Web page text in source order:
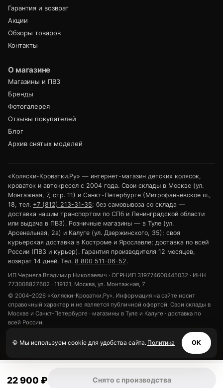
22 900 ₽ Снято с производства
🍪 Мы используем cookie для удобства сайта. Политика ОК
Гарантия и возврат
Акции
Обзоры товаров
Контакты
О магазине
Магазины и ПВЗ
Бренды
Фотогалерея
Отзывы покупателей
Блог
Архив снятых моделей
«Коляски-Кроватки.Ру» — интернет-магазин детских колясок,
кроваток и автокресел с 2004 года. Свои склады в Москве (ул.
Монтажная, 7, стр. 11) и Санкт-Петербурге (Митрофаньевское ш.,
18, тел. +7 (812) 213-31-35; без самовывоза со склада —
доставка нашим транспортом по СПб и Ленинградской области
или выдача в ПВЗ). Розничные магазины — в Туле (ул.
Арсенальная, 2а) и Калуге (ул. Дзержинского, 35); своя
курьерская доставка в Костроме и Ярославле; доставка по всей
России (ПВЗ и курьер). Гарантия производителя 12 месяцев,
возврат 14 дней. Тел. 8 800 511-06-52.
ИП Чернега Владимир Николаевич · ОГРНИП 319774600445032 · ИНН
773008827602 · 119121, Москва, ул. Монтажная, 7
© 2004–2026 «Коляски-Кроватки.Ру». Информация на сайте носит
справочный характер и не является публичной офертой. Свои склады в
Москве и Санкт-Петербурге · магазины в Туле и Калуге · доставка по
всей России.
Обработка персональных данных
Использование cookie